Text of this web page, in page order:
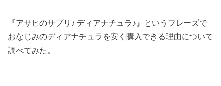
『アサヒのサプリ♪ ディアナチュラ♪』というフレーズで
おなじみのディアナチュラを安く購入できる理由について
調べてみた。